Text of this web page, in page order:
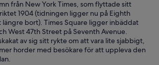
från New York Times, som flyttade sitt
1904 (tidningen ligger nu på Eighth
längre bort). Times Square ligger inbäddat
West 47th Street på Seventh Avenue.
av sig sitt rykte om att vara lite sjabbigt,
horder med besökare för att uppleva den